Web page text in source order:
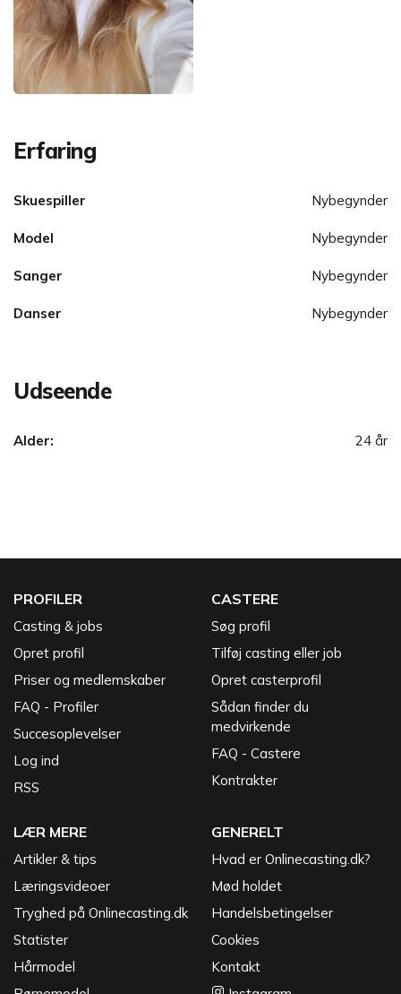
Erfaring
Skuespiller Nybegynder
Model Nybegynder
Sanger Nybegynder
Danser Nybegynder
Udseende
Alder: 24 år
PROFILER
Casting & jobs
Opret profil
Priser og medlemskaber
FAQ - Profiler
Succesoplevelser
Log ind
RSS
CASTERE
Søg profil
Tilføj casting eller job
Opret casterprofil
Sådan finder du
medvirkende
FAQ - Castere
Kontrakter
LÆR MERE
Artikler & tips
Læringsvideoer
Tryghed på Onlinecasting.dk
Statister
Hårmodel
GENERELT
Hvad er Onlinecasting.dk?
Mød holdet
Handelsbetingelser
Cookies
Kontakt